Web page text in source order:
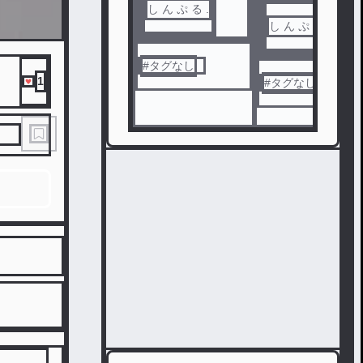
1
し ん ぷ る .
#タグなし
#タグなし